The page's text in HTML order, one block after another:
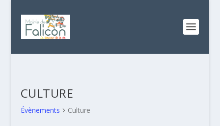
CULTURE
Évènements Culture